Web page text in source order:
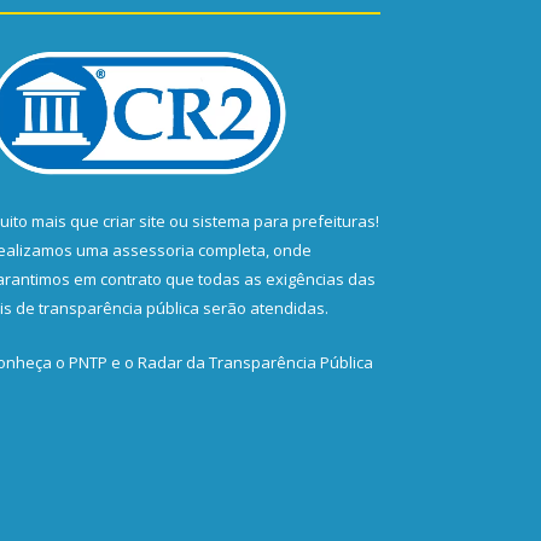
mais que criar site ou sistema para prefeituras!
uma assessoria completa, onde
em contrato que todas as exigências das
de transparência pública serão atendidas.
o PNTP e o Radar da Transparência Pública